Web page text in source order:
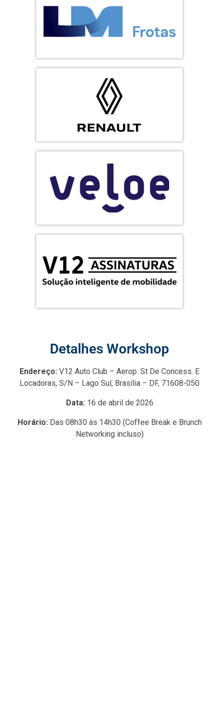
Detalhes Workshop
Endereço: V12 Auto Club – Aerop. St De Concess. E
Locadoras, S/N – Lago Sul, Brasília – DF, 71608-050
Data: 16 de abril de 2026
Horário: Das 08h30 às 14h30 (Coffee Break e Brunch
Networking incluso)